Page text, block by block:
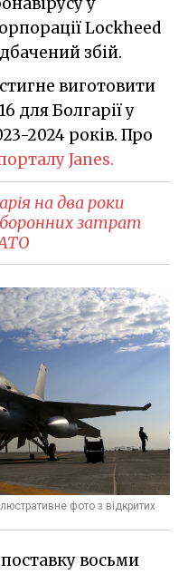
Lockheed
збій.
виготовити
для Болгарії у
2024 років. Про
Janes.
на два роки
затрат
фото з відкритих
восьми